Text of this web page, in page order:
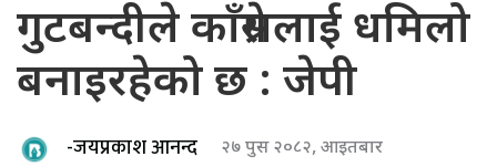
गुटबन्दीले काँग्रेसलाई धमिलो
बनाइरहेको छ : जेपी
-जयप्रकाश आनन्द २७ पुस २०८२, आइतबार